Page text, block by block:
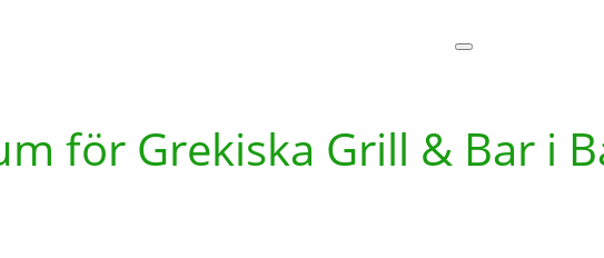
för Grekiska Grill & Bar i